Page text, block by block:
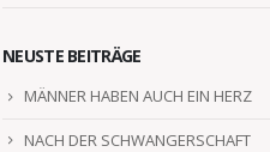
NEUSTE BEITRÄGE
MÄNNER HABEN AUCH EIN HERZ
NACH DER SCHWANGERSCHAFT